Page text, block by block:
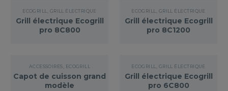
ECOGRILL GRILL ÉLECTRIQUE
Grill électrique Ecogrill
pro 8C800
ECOGRILL GRILL ÉLECTRIQUE
Grill électrique Ecogrill
pro 8C1200
ACCESSOIRES ECOGRILL
Capot de cuisson grand
modèle
ECOGRILL GRILL ÉLECTRIQUE
Grill électrique Ecogrill
pro 6C800